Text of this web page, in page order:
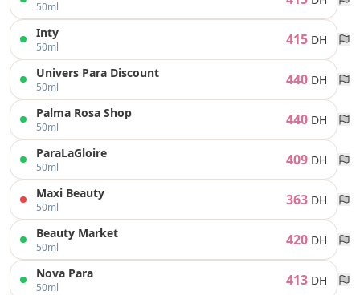
50ml
Inty
50ml 415 DH
Univers Para Discount
50ml 440 DH
Palma Rosa Shop
50ml 440 DH
ParaLaGloire
50ml 409 DH
Maxi Beauty
50ml 363 DH
Beauty Market
50ml 420 DH
Nova Para
50ml 413 DH